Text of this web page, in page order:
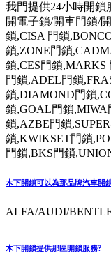
我門提供24小時開鎖
開電子鎖/開車門鎖/
鎖,CISA 門鎖
鎖,ZONE門鎖
鎖,CES門鎖
門鎖,ADEL門鎖
鎖,DIAMOND門鎖
鎖,GOAL門鎖
鎖,AZBE門鎖
鎖,KWIKSET門鎖
門鎖,BKS門鎖
木下開鎖可以為那品牌汽車開
ALFA/AUDI/
木下開鎖提供那區開鎖服務?